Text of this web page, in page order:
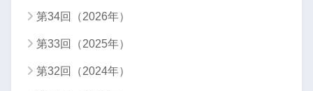
第34回（2026年）
第33回（2025年）
第32回（2024年）